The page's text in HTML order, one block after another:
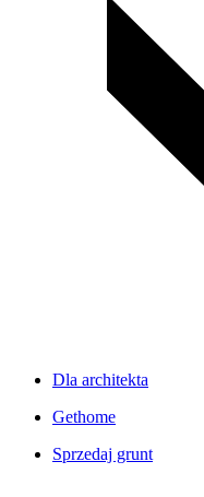
Dla architekta
Gethome
Sprzedaj grunt